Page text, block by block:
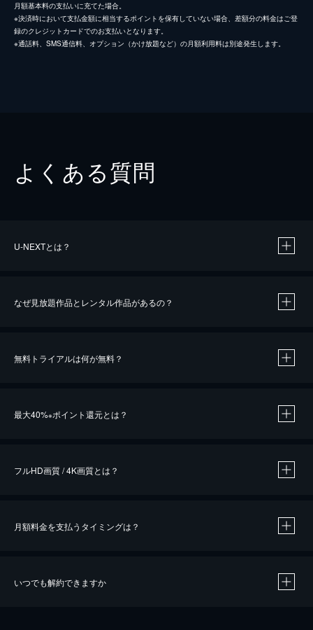
月額基本料の支払いに充てた場合。
※決済時において支払金額に相当するポイントを保有していない場合、差額分の料金はご登
録のクレジットカードでのお支払いとなります。
※通話料、SMS通信料、オプション（かけ放題など）の月額利用料は別途発生します。
よくある質問
U-NEXTとは？
なぜ見放題作品とレンタル作品があるの？
無料トライアルは何が無料？
最大40%※ポイント還元とは？
※40％ポイント還元の対象は、クレジットカード決済による作品の購入 / レンタルです。
フルHD画質 / 4K画質とは？
月額料金を支払うタイミングは？
いつでも解約できますか